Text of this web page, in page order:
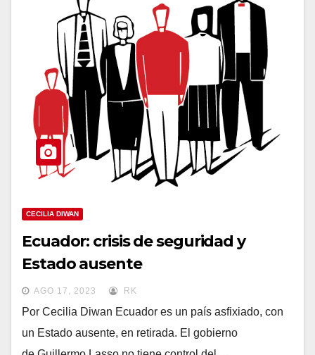
CECILIA DIWAN
Ecuador: crisis de seguridad y
Estado ausente
AGO 17, 2023 RK
Por Cecilia Diwan Ecuador es un país asfixiado, con
un Estado ausente, en retirada. El gobierno